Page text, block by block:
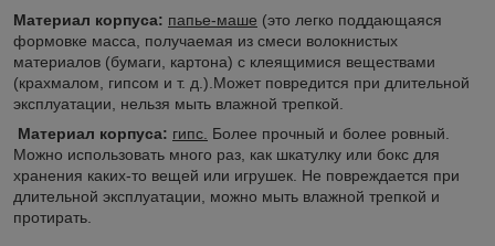
Материал корпуса: папье-маше (это легко поддающаяся
формовке масса, получаемая из смеси волокнистых
материалов (бумаги, картона) с клеящимися веществами
(крахмалом, гипсом и т. д.).Может повредится при длительной
эксплуатации, нельзя мыть влажной трепкой.
Материал корпуса: гипс. Более прочный и более ровный.
Можно использовать много раз, как шкатулку или бокс для
хранения каких-то вещей или игрушек. Не повреждается при
длительной эксплуатации, можно мыть влажной трепкой и
протирать.